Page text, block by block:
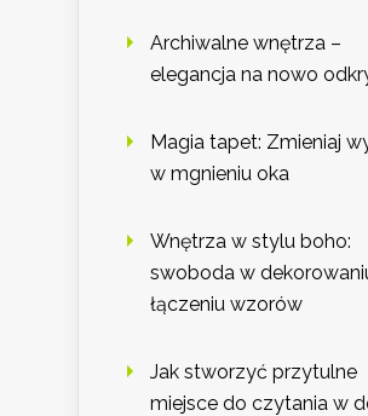
Archiwalne wnętrza –
elegancja na nowo
Magia tapet: Zmieniaj
w mgnieniu oka
Wnętrza w stylu boho:
swoboda w
łączeniu wzorów
Jak stworzyć przytulne
miejsce do czytania w